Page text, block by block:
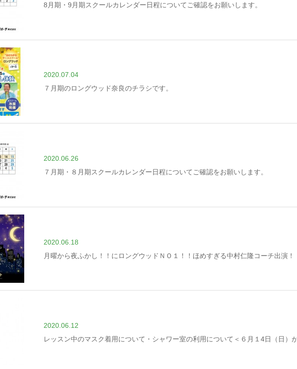
8月期・9月期スクールカレンダー日程についてご確認をお願いします。
2020.07.04
７月期のロングウッド奈良のチラシです。
2020.06.26
７月期・８月期スクールカレンダー日程についてご確認をお願いします。
2020.06.18
月曜から夜ふかし！！にロングウッドＮＯ１！！ほめすぎる中村仁隆コーチ出演！
2020.06.12
レッスン中のマスク着用について・シャワー室の利用について＜６月１4日（日）